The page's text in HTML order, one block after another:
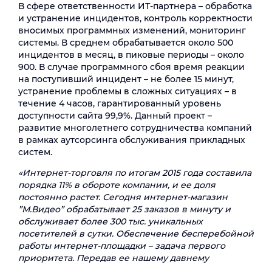
В сфере ответственности ИТ-партнера – обработка
и устранение инцидентов, контроль корректности
вносимых программных изменений, мониторинг
системы. В среднем обрабатывается около 500
инцидентов в месяц, в пиковые периоды – около
900. В случае программного сбоя время реакции
на поступивший инцидент – не более 15 минут,
устранение проблемы в сложных ситуациях – в
течение 4 часов, гарантированный уровень
доступности сайта 99,9%. Данный проект –
развитие многолетнего сотрудничества компаний
в рамках аутсорсинга обслуживания прикладных
систем.
«Интернет-торговля по итогам 2015 года составила
порядка 11% в обороте компании, и ее доля
постоянно растет. Сегодня интернет-магазин
”М.Видео” обрабатывает 25 заказов в минуту и
обслуживает более 300 тыс. уникальных
посетителей в сутки. Обеспечение бесперебойной
работы интернет-площадки – задача первого
приоритета. Передав ее нашему давнему